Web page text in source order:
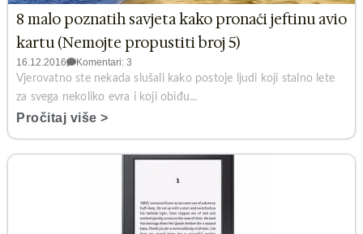
8 malo poznatih savjeta kako pronaći jeftinu avio
kartu (Nemojte propustiti broj 5)
16.12.2016
Komentari: 3
Vjerovatno ste nekada slušali kako postoje ljudi koji stalno lete
za svega nekoliko evra i koji obiđu...
Pročitaj više >